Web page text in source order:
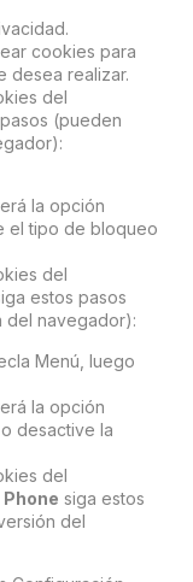
cookies para
desea realizar.
del
(pueden
la opción
el tipo de bloqueo
del
estos pasos
del navegador):
Menú, luego
la opción
desactive la
del
siga estos
del